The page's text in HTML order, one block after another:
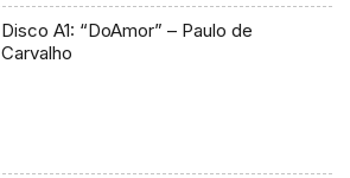
Disco A1: “DoAmor” – Paulo de
Carvalho